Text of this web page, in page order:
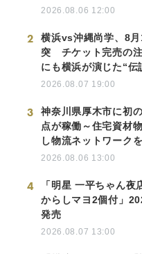
2026.08.06 12:00
2
横浜vs沖縄尚学、8
突 チケット完売の
にも横浜が演じた“伝
2026.08.07 19:00
3
神奈川県厚木市に初
点が稼働～住宅資材
し物流ネットワーク
2026.08.06 13:00
4
「明星 一平ちゃん夜
からしマヨ2個付」
発売
2026.08.07 13:00